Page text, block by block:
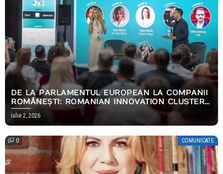
DE LA PARLAMENTUL EUROPEAN LA COMPANII
ROMÂNEȘTI: ROMANIAN INNOVATION CLUSTER
A CONSTRUIT PRIMUL PARCURS COMPLET DE
IMPLEMENTARE AI
iulie 2, 2026
0 COMUNICATE